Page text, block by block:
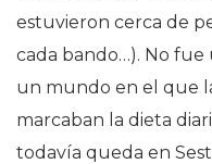
estuvieron cerca de
cada bando…). No fue
un mundo en el que
marcaban la dieta
todavía queda en